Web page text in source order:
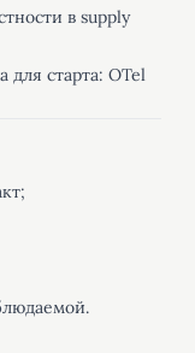
в supply
для старта: OTel